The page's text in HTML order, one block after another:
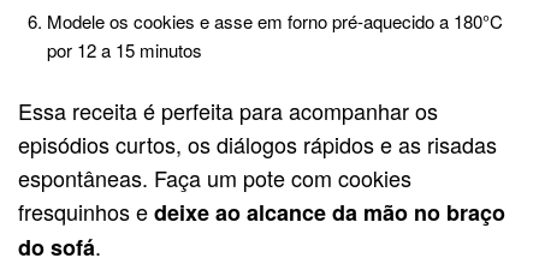
Modele os cookies e asse em forno pré-aquecido a 180°C
por 12 a 15 minutos
Essa receita é perfeita para acompanhar os
episódios curtos, os diálogos rápidos e as risadas
espontâneas. Faça um pote com cookies
fresquinhos edeixe ao alcance da mão no braço
do sofá.